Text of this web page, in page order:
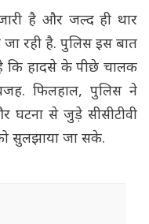
है और जल्द ही थार
रही है. पुलिस इस बात
कि हादसे के पीछे चालक
फिलहाल, पुलिस ने
घटना से जुड़े सीसीटीवी
सुलझाया जा सके.